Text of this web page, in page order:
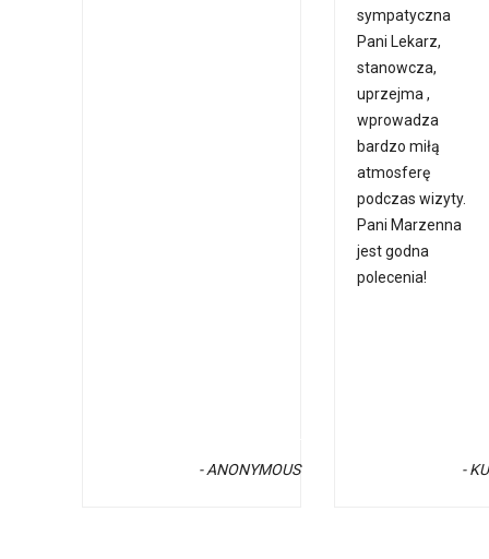
- ANONYMOUS
sympatyczna
Pani Lekarz,
stanowcza,
uprzejma ,
wprowadza
bardzo miłą
atmosferę
podczas wizyty.
Pani Marzenna
jest godna
polecenia!
-